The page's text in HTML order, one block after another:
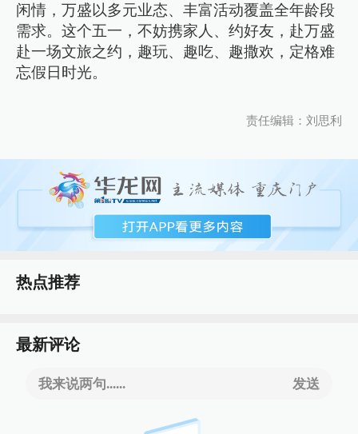
闲情，万盛以多元业态、丰富活动覆盖全年龄段
需求。这个五一，不妨携家人、约好友，赴万盛
赴一场文旅之约，趣玩、趣吃、趣撒欢，定格难
忘假日时光。
责任编辑：刘思利
热点推荐
最新评论
我来说两句...... 发送